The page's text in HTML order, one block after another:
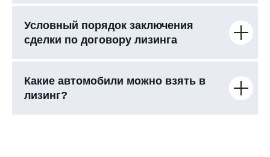
Условный порядок заключения
сделки по договору лизинга
Какие автомобили можно взять в
лизинг?